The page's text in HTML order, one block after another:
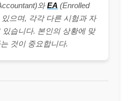
와EA (Enrolled
으며, 각각 다른 시험과 자
있습니다. 본인의 상황에 맞
것이 중요합니다.